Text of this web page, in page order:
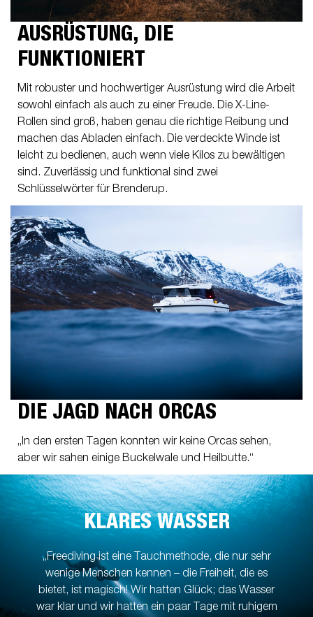
AUSRÜSTUNG, DIE
FUNKTIONIERT
Mit robuster und hochwertiger Ausrüstung wird die Arbeit
sowohl einfach als auch zu einer Freude. Die X-Line-
Rollen sind groß, haben genau die richtige Reibung und
machen das Abladen einfach. Die verdeckte Winde ist
leicht zu bedienen, auch wenn viele Kilos zu bewältigen
sind. Zuverlässig und funktional sind zwei
Schlüsselwörter für Brenderup.
DIE JAGD NACH ORCAS
„In den ersten Tagen konnten wir keine Orcas sehen,
aber wir sahen einige Buckelwale und Heilbutte.“
KLARES WASSER
„Freediving ist eine Tauchmethode, die nur sehr
wenige Menschen kennen – die Freiheit, die es
bietet, ist magisch! Wir hatten Glück; das Wasser
war klar und wir hatten ein paar Tage mit ruhigem